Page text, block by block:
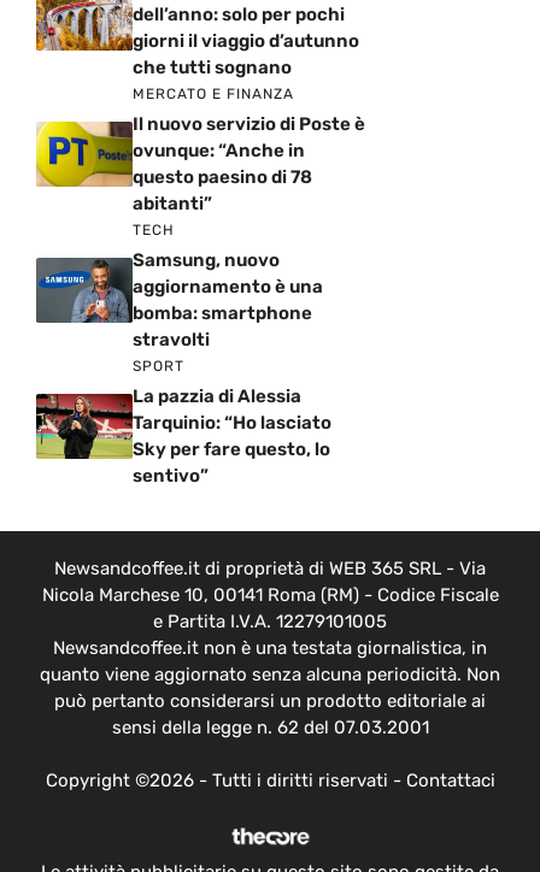
dell’anno: solo per pochi
giorni il viaggio d’autunno
che tutti sognano
MERCATO E FINANZA
Il nuovo servizio di Poste è
ovunque: “Anche in
questo paesino di 78
abitanti”
TECH
Samsung, nuovo
aggiornamento è una
bomba: smartphone
stravolti
SPORT
La pazzia di Alessia
Tarquinio: “Ho lasciato
Sky per fare questo, lo
sentivo”
Newsandcoffee.it di proprietà di WEB 365 SRL - Via
Nicola Marchese 10, 00141 Roma (RM) - Codice Fiscale
e Partita I.V.A. 12279101005
Newsandcoffee.it non è una testata giornalistica, in
quanto viene aggiornato senza alcuna periodicità. Non
può pertanto considerarsi un prodotto editoriale ai
sensi della legge n. 62 del 07.03.2001
Copyright ©2026 - Tutti i diritti riservati - Contattaci